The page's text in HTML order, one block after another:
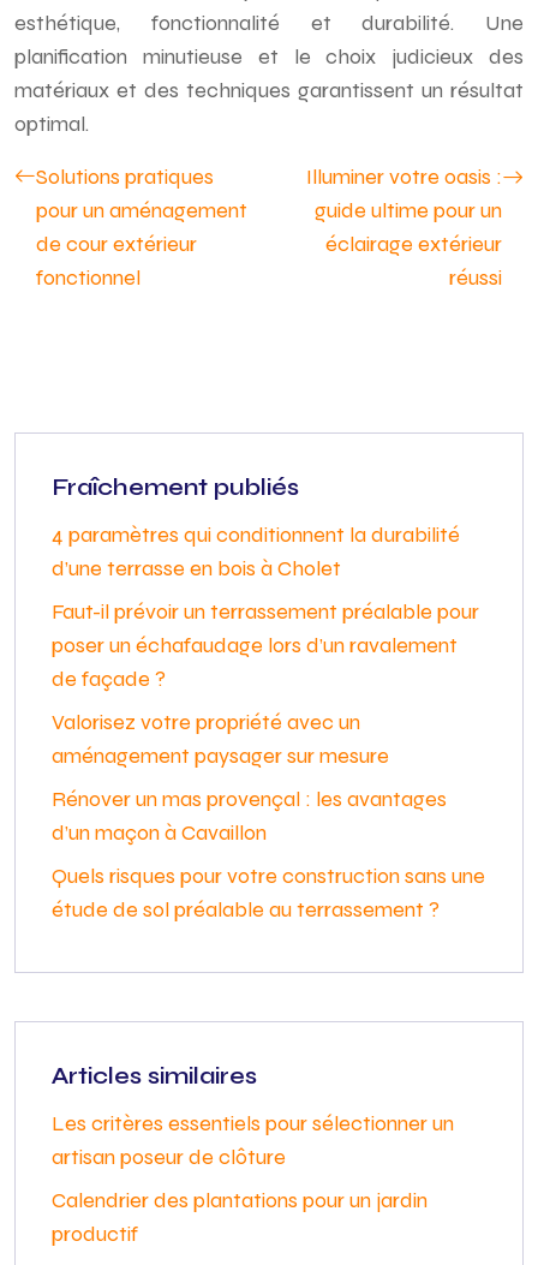
esthétique, fonctionnalité et durabilité. Une
planification minutieuse et le choix judicieux des
matériaux et des techniques garantissent un résultat
optimal.
Solutions pratiques
pour un aménagement
de cour extérieur
fonctionnel
Illuminer votre oasis :
guide ultime pour un
éclairage extérieur
réussi
Fraîchement publiés
4 paramètres qui conditionnent la durabilité
d’une terrasse en bois à Cholet
Faut-il prévoir un terrassement préalable pour
poser un échafaudage lors d’un ravalement
de façade ?
Valorisez votre propriété avec un
aménagement paysager sur mesure
Rénover un mas provençal : les avantages
d’un maçon à Cavaillon
Quels risques pour votre construction sans une
étude de sol préalable au terrassement ?
Articles similaires
Les critères essentiels pour sélectionner un
artisan poseur de clôture
Calendrier des plantations pour un jardin
productif